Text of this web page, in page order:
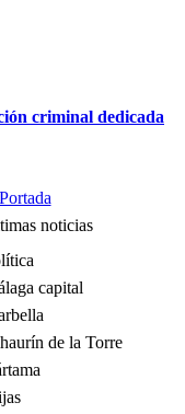
criminal dedicada
noticias
capital
de la Torre